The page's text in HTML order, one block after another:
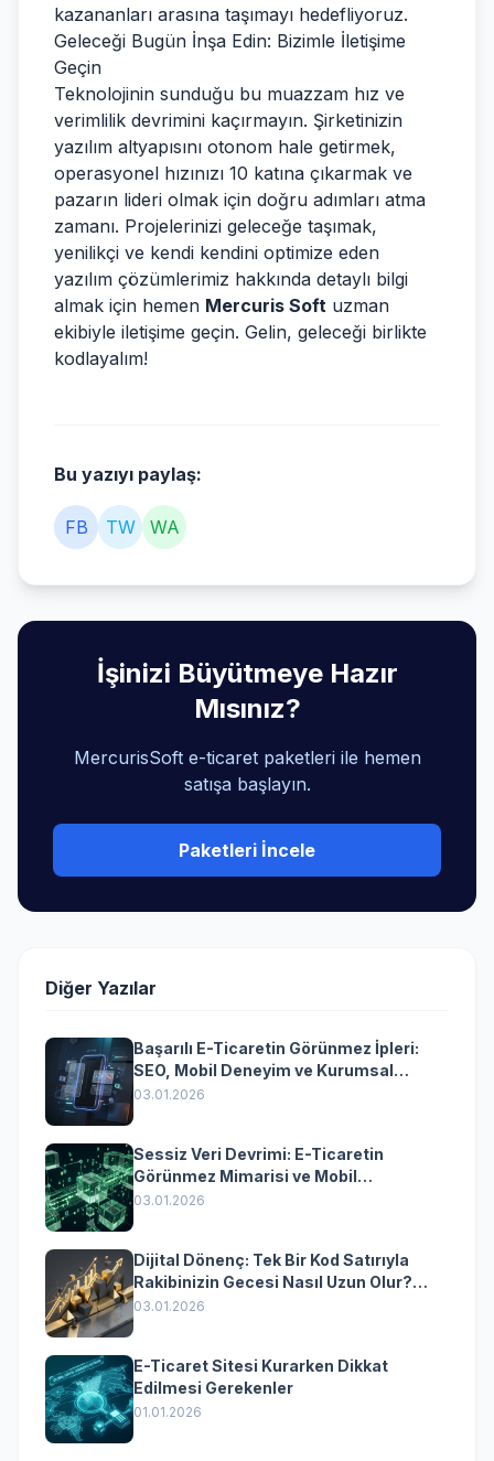
kazananları arasına taşımayı hedefliyoruz.
Geleceği Bugün İnşa Edin: Bizimle İletişime
Geçin
Teknolojinin sunduğu bu muazzam hız ve
verimlilik devrimini kaçırmayın. Şirketinizin
yazılım altyapısını otonom hale getirmek,
operasyonel hızınızı 10 katına çıkarmak ve
pazarın lideri olmak için doğru adımları atma
zamanı. Projelerinizi geleceğe taşımak,
yenilikçi ve kendi kendini optimize eden
yazılım çözümlerimiz hakkında detaylı bilgi
almak için hemen Mercuris Soft uzman
ekibiyle iletişime geçin. Gelin, geleceği birlikte
kodlayalım!
Bu yazıyı paylaş:
FB TW WA
İşinizi Büyütmeye Hazır
Mısınız?
MercurisSoft e-ticaret paketleri ile hemen
satışa başlayın.
Paketleri İncele
Diğer Yazılar
Başarılı E-Ticaretin Görünmez İpleri:
SEO, Mobil Deneyim ve Kurumsal
Yazılımın Kazandıran Senkronizasyonu
03.01.2026
Sessiz Veri Devrimi: E-Ticaretin
Görünmez Mimarisi ve Mobil
Dönüşümün Kurumsal Anahtarı
03.01.2026
Dijital Dönenç: Tek Bir Kod Satırıyla
Rakibinizin Gecesi Nasıl Uzun Olur?
(Kurumsal Yazılımın Güçlü Rolü)
03.01.2026
E-Ticaret Sitesi Kurarken Dikkat
Edilmesi Gerekenler
01.01.2026